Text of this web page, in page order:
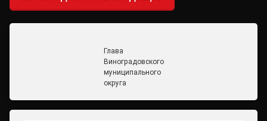
Глава
Виноградовского
муниципального
округа